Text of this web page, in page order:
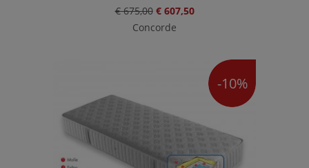
€ 675,00 € 607,50
Concorde
-10%